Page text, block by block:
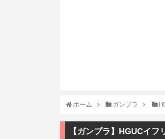
ホーム ガンプラ
【ガンプラ】HGUCイ